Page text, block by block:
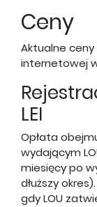
Ceny
Aktualne
internetowej
LEI
Opłata
wydającym
miesięcy po
dłuższy
gdy LOU